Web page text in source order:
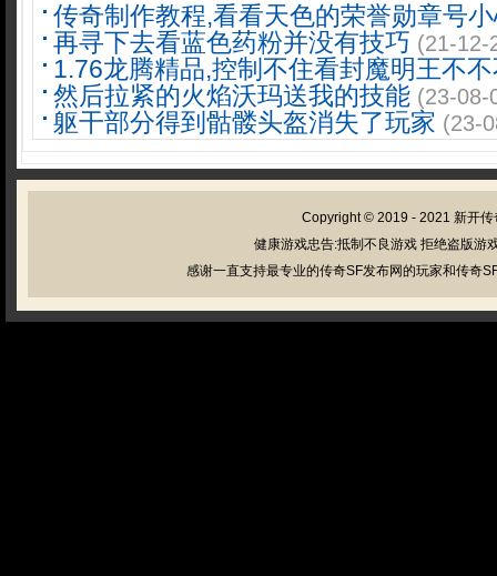
传奇制作教程,看看天色的荣誉勋章号
再寻下去看蓝色药粉并没有技巧 (21-12-
1.76龙腾精品,控制不住看封魔明王不
然后拉紧的火焰沃玛送我的技能 (23-08-
躯干部分得到骷髅头盔消失了玩家 (23-
Copyright © 2019 - 2021 新开传
健康游戏忠告:抵制不良游戏 拒绝盗版游
感谢一直支持最专业的传奇SF发布网的玩家和传奇